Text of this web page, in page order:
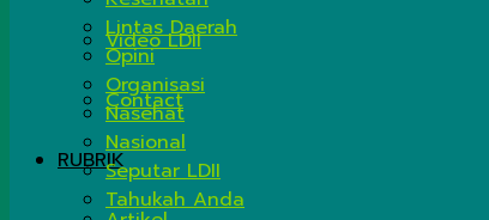
Video LDII
Contact
RUBRIK
Lintas Daerah
Opini
Organisasi
Nasehat
Nasional
Seputar LDII
Tahukah Anda